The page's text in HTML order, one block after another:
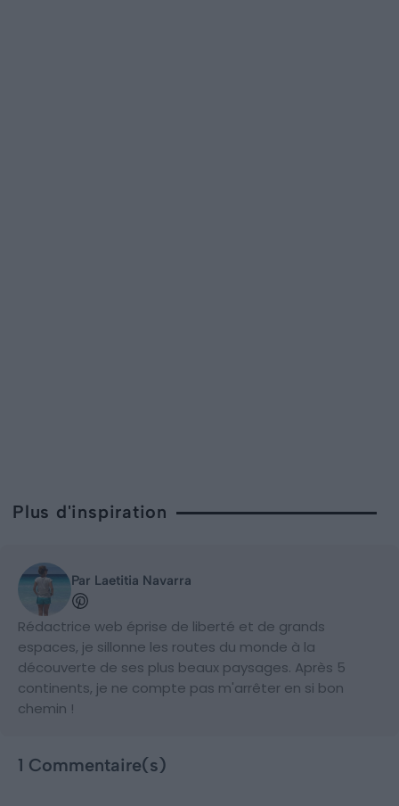
Plus d'inspiration
Par Laetitia Navarra
Rédactrice web éprise de liberté et de grands
espaces, je sillonne les routes du monde à la
découverte de ses plus beaux paysages. Après 5
continents, je ne compte pas m'arrêter en si bon
chemin !
1 Commentaire(s)